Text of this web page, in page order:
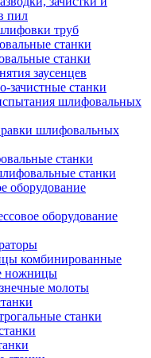
пил
труб
станки
станки
заусенцев
зачистные станки
шлифовальных
шлифовальных
станки
станки
оборудование
оборудование
комбинированные
ножницы
молоты
станки